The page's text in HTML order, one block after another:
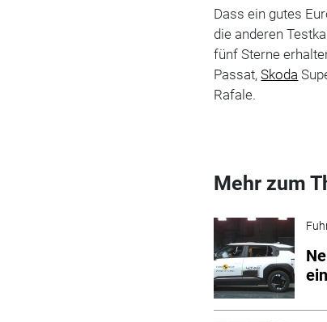
Dass ein gutes
die anderen
fünf Sterne
Passat,Skoda
Rafale.
Mehr zum